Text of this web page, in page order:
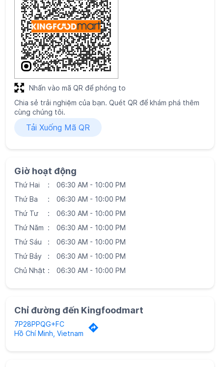
Chia sẻ trải nghiệm của bạn. Quét QR để khám phá thêm
cùng chúng tôi.
Tải Xuống Mã QR
Nhấn vào mã QR để phóng to
Giờ hoạt động
Thứ Hai
06:30 AM - 10:00 PM
Thứ Ba
06:30 AM - 10:00 PM
Thứ Tư
06:30 AM - 10:00 PM
Thứ Năm
06:30 AM - 10:00 PM
Thứ Sáu
06:30 AM - 10:00 PM
Thứ Bảy
06:30 AM - 10:00 PM
Chủ Nhật
06:30 AM - 10:00 PM
Chỉ đường đến Kingfoodmart
7P28PPQG+FC
Hồ Chí Minh, Vietnam